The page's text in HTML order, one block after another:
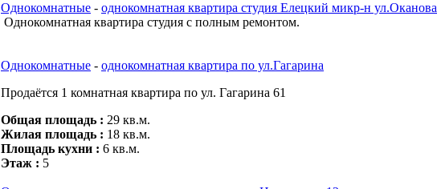
Однокомнатные - однокомнатная квартира студия Елецкий микр-н ул.Оканова
Однокомнатная квартира студия с полным ремонтом.
Однокомнатные - однокомнатная квартира по ул.Гагарина
Продаётся 1 комнатная квартира по ул. Гагарина 61
Общая площадь : 29 кв.м.
Жилая площадь : 18 кв.м.
Площадь кухни : 6 кв.м.
Этаж : 5